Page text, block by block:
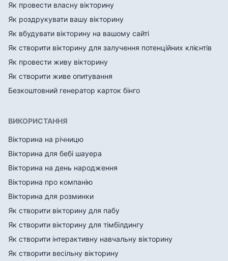
Як провести власну вікторину
Як роздрукувати вашу вікторину
Як вбудувати вікторину на вашому сайті
Як створити вікторину для залучення потенційних клієнтів
Як провести живу вікторину
Як створити живе опитування
Безкоштовний генератор карток бінго
ВИКОРИСТАННЯ
Вікторина на річницю
Вікторина для бебі шауера
Вікторина на день народження
Вікторина про компанію
Вікторина для розминки
Як створити вікторину для пабу
Як створити вікторину для тімбілдингу
Як створити інтерактивну навчальну вікторину
Як створити весільну вікторину